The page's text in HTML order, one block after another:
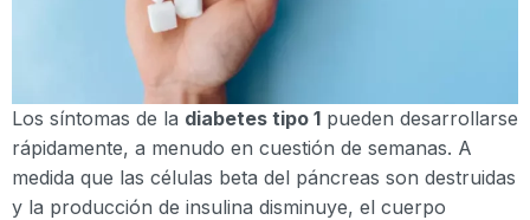
Los síntomas de la diabetes tipo 1 pueden desarrollarse
rápidamente, a menudo en cuestión de semanas. A
medida que las células beta del páncreas son destruidas
y la producción de insulina disminuye, el cuerpo